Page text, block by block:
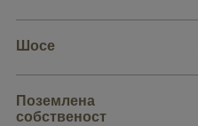
Шосе
Поземлена
собственост